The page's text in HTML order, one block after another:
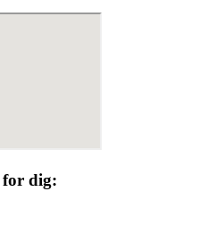
for dig: